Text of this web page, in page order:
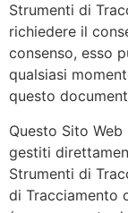
Strumenti di
richiedere il
consenso, esso
qualsiasi
questo
Questo Sito
gestiti
Strumenti di
di Tracciamento